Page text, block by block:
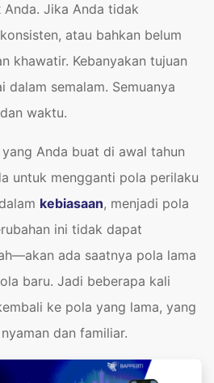
Anda. Jika Anda tidak
atau bahkan belum
khawatir. Kebanyakan tujuan
dalam semalam. Semuanya
waktu.
Anda buat di awal tahun
untuk mengganti pola perilaku
kebiasaan, menjadi pola
ini tidak dapat
ada saatnya pola lama
baru. Jadi beberapa kali
ke pola yang lama, yang
dan familiar.